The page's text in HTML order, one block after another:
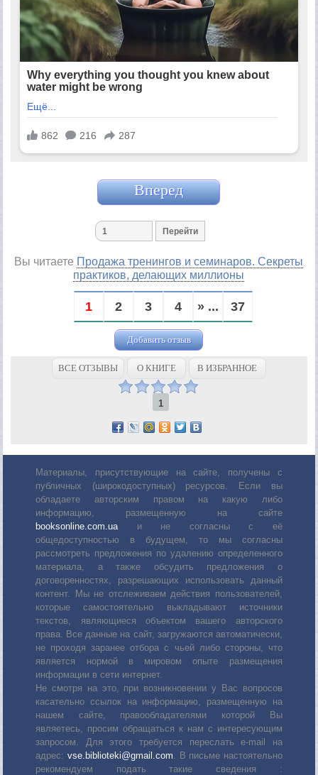
Вперед
Вы читаете Продажа тренингов и семинаров. Секреты
практиков, делающих миллионы
1 2 3 4 » ... 37
Добавить отзыв
ВСЕ ОТЗЫВЫ О КНИГЕ В ИЗБРАННОЕ
1
Материалы, присутствующие на сайте, получены с
публичных (широкодоступных) ресурсов. Если вы
обладаете авторским правом на какую либо
информацию, размещенную на сайте
booksonline.com.uaи не согласны с её
общедоступностью в будущем, то мы согласны
рассмотреть предложения по удалению определенного
материала, а также обсудить предложения о
договоренностях, разрешающих использовать данный
контент. Мы не отслеживаем действия пользователей,
которые самостоятельно выкладывают источники
текстов, являющиеся объектом вашего авторского
права. Все данные на сайт, загружаются автоматически,
не проходя заранее отбора с чьей либо стороны, что
является нормой в мировом опыте размещения
информации в сети интернет.
Не смотря на это, при возникновении у Вас вопросов
касательно ссылок на информацию, размещенную на
нашем сайте, правообладателями которой Вы
являетесь, просим обращаться к нам с интересующим
запросом. Для этого требуется переслать е-mail на
адрес: vse.biblioteki@gmail.com. В письме настоятельно
рекомендуем подать такие сведения :